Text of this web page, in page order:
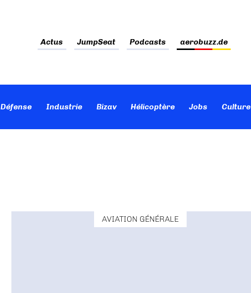
Actus JumpSeat Podcasts aerobuzz.de
Défense Industrie Bizav Hélicoptère Jobs
AVIATION GÉNÉRALE